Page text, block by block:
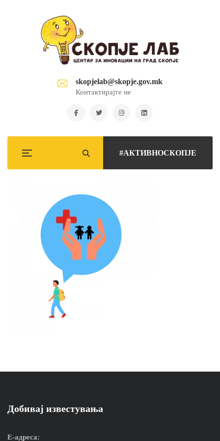
skopjelab@skopje.gov.mk
Контактирајте не
#АКТИВНОСКОПЈЕ
Добивај известувања
Е-адреса: